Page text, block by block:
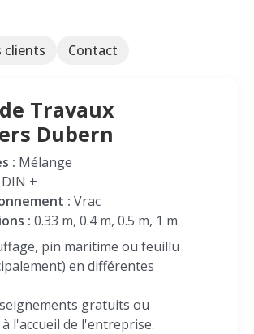
clients Contact
Travaux
Dubern
: Mélange
DIN +
: Vrac
: 0.33 m, 0.4 m, 0.5 m, 1 m
pin maritime ou feuillu
en différentes
gratuits ou
l'accueil de l'entreprise.